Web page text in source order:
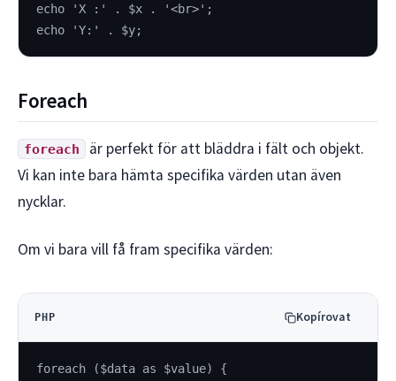
echo 'X :' . $x . '<br>';
echo 'Y:' . $y;
Foreach
foreach
är perfekt för att bläddra i fält och objekt.
Vi kan inte bara hämta specifika värden utan även
nycklar.
Om vi bara vill få fram specifika värden:
PHP Kopírovat
foreach ($data as $value) {